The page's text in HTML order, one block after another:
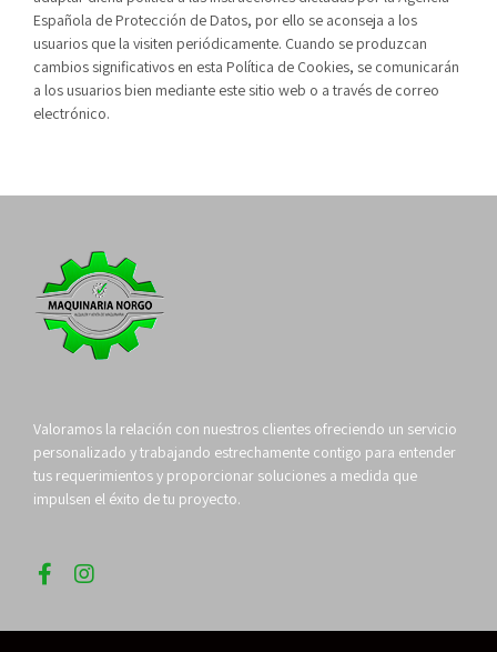
Española de Protección de Datos, por ello se aconseja a los
usuarios que la visiten periódicamente. Cuando se produzcan
cambios significativos en esta Política de Cookies, se comunicarán
a los usuarios bien mediante este sitio web o a través de correo
electrónico.
Valoramos la relación con nuestros clientes ofreciendo un servicio
personalizado y trabajando estrechamente contigo para entender
tus requerimientos y proporcionar soluciones a medida que
impulsen el éxito de tu proyecto.